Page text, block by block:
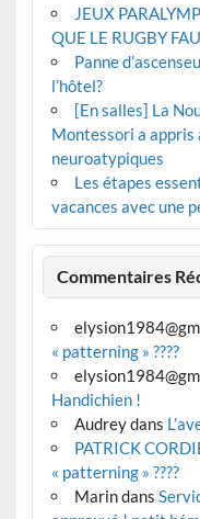
JEUX
QUE LE RUGBY
Panne
l’hôtel?
[En salles] La
Montessori a appris
neuroatypiques
Les étapes
vacances avec une
Commentaires
« patterning » ????
Handichien !
Audreydans
PATRICK
« patterning » ????
Marindans